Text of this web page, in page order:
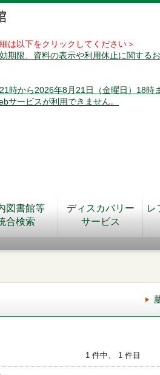
は以下をクリックしてください＞
期限、資料の表示や利用休止に関する
時から2026年8月21日（金曜日）18時
サービスが利用できません。
図書館等
合検索
ディスカバリー
サービス
レ
1 件中、 1 件目